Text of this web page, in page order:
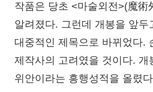
작품은 당초 <마술외전>(魔術
알려졌다. 그런데 개봉을 앞두
대중적인 제목으로 바뀌었다.
제작사의 고려였을 것이다. 개
위안이라는 흥행성적을 올렸